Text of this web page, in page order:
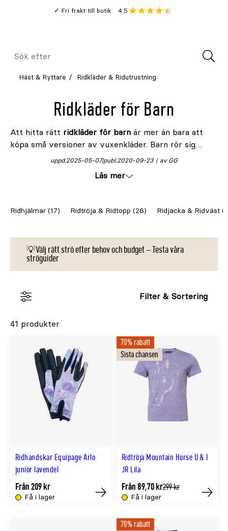
Fri frakt till butik
Genomsnitt
4.5
Meny
Sök
Häst & Ryttare Ridkläder & Ridutrustning
Ridkläder för Barn
Att hitta rätt ridkläder för barn är mer än bara att
köpa små versioner av vuxenkläder. Barn rör sig
annorlunda, leker mer och har helt andra behov i både
barnens ridkläder är utformade med säkerhet,
blir både tryggt och roligt.
publ.2020-09-23
uppd.2025-05-07 av GG
Läs mer
Ridhjälmar (17) Ridtröja & Ridtopp (26) Ridjacka & Ridväst
💡Välj rätt strö efter behov och budget – Testa våra
ströguider
Filter & Sortering
41 produkter
Ridhandskar Equipage Arlo
junior lavendel
Få i lager
Från 209 kr
Köp
Ridtröja Mountain Horse U & I
JR Lila
70% rabatt
Sista chansen
Få i lager
Från 89,70 krTidligere
299 kr
Köp
70% rabatt